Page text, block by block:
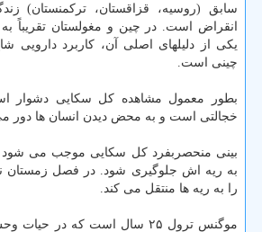
سابق (روسیه، قزاقستان، تركمنستان)
انقراض است. در چین و مغولستان تقریباً
یكی از دلیلهای اصلی آن، كاربرد
چینی است.
بطور معمول مشاهده كل سكایی دشوار
خجالتی است و به محض دیدن انسان ها دور
بینی منحصربفرد كل سكایی موجب می شود
به ریه اش جلوگیری شود. در فصل زمستان
را به ریه ها منتقل می كند.
موگنس ترول ۲۵ سال است كه در